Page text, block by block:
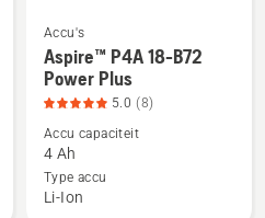
Bekijk
meer
details
over
Aspire™
P4A
18-
Accu's
Aspire™ P4A 18-B72
Power Plus
5.0 (8)
Accu capaciteit
4 Ah
Type accu
Li-Ion